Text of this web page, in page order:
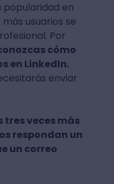
popularidad en
usuarios se
Por
cómo
en LinkedIn.
enviar
tres veces más
respondan un
un correo